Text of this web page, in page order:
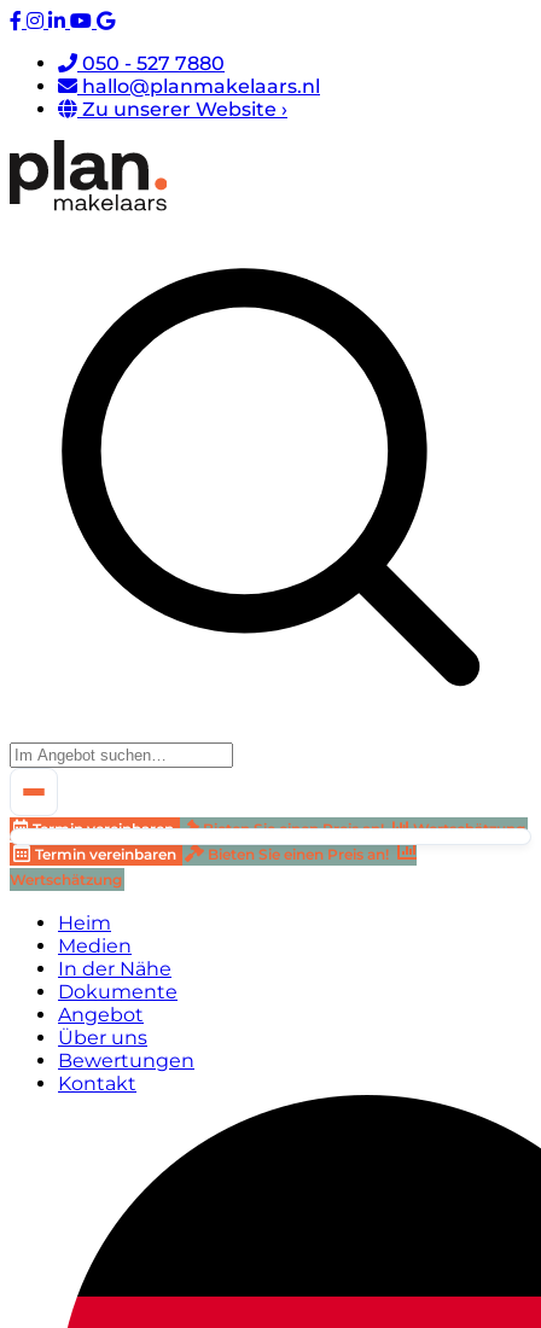
050 - 527 7880
hallo@planmakelaars.nl
Zu unserer Website ›
Termin vereinbaren Bieten Sie einen Preis an!
Wertschätzung
Termin vereinbaren
Bieten Sie einen Preis an!
Wertschätzung
Heim
Medien
In der Nähe
Dokumente
Angebot
Über uns
Bewertungen
Kontakt